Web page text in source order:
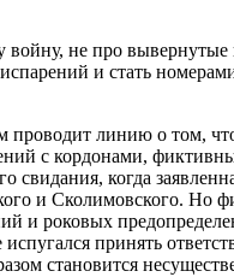
войну, не про
и стать
линию о том,
с кордонами,
свидания, когда
и Сколимовского. Но
и роковых
принять
становится